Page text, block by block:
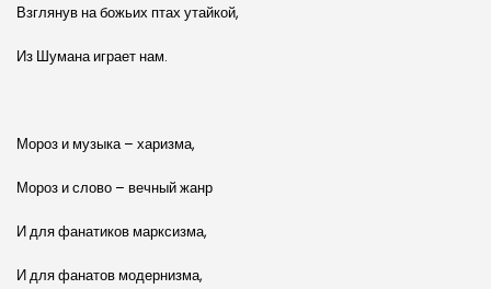
Взглянув на божьих птах утайкой,
Из Шумана играет нам.
Мороз и музыка – харизма,
Мороз и слово – вечный жанр
И для фанатиков марксизма,
И для фанатов модернизма,